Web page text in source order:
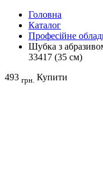
Головна
Каталог
Професійне
Шубка з
33417 (35 см)
493 грн. Купити